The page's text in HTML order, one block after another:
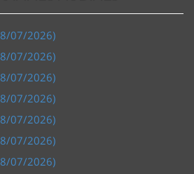
07/2026)
07/2026)
07/2026)
07/2026)
07/2026)
07/2026)
07/2026)